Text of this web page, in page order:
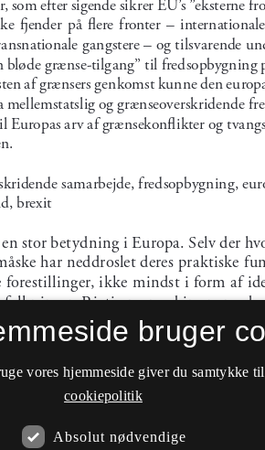
bruger
vores hjemmeside giver du samtykke
cookiepolitik
Absolut nødvendige